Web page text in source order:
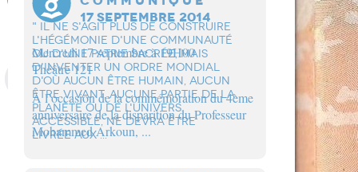
" IL NE S'AGIT PLUS DE CONSTRUIRE
L'HÉGÉMONIE D'UNE COMMUNAUTÉ
OU D'UNE PATRIE SACRÉE, MAIS
D'INVENTER UN ORDRE MONDIAL
D'OÙ AUCUN ÊTRE HUMAIN, AUCUN
ÊTRE VIVANT, AUCUNE PARTIE DE LA
PLANÈTE OU DE L'UNIVERS
ACCESSIBLE, NE DEVRA ÊTRE
LIVRÉE AUX ...
17 SEPTEMBRE 2014
Mercredi 17 septembre à 19H00
Théâtre 121
À l’occasion de la commémoration du 4ème
anniversaire de la disparition du Professeur
Mohammed Arkoun, ...